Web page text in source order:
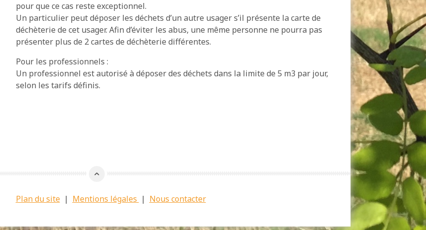
pour que ce cas reste exceptionnel.
Un particulier peut déposer les déchets d’un autre usager s’il présente la carte de
déchèterie de cet usager. Afin d’éviter les abus, une même personne ne pourra pas
présenter plus de 2 cartes de déchèterie différentes.
Pour les professionnels :
Un professionnel est autorisé à déposer des déchets dans la limite de 5 m3 par jour,
selon les tarifs définis.
Plan du site| Mentions légales | Nous contacter